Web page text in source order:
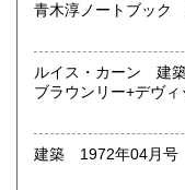
お問い合わせいただ
とおりです。
「本のジャンル(雑誌
「何冊くらいあるの
事前にリストなどを
お見積りいたします
す。最終的な当社の
ルイス・カーン 建築の世界（
ブラウンリー+デヴ
建築 1972年04月号